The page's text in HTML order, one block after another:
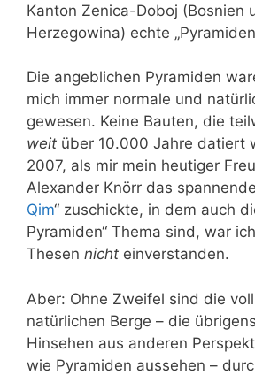
Kanton Zenica-Doboj (Bosnien
Herzegowina) echte
Die angeblichen Pyramiden
mich immer normale und
gewesen. Keine Bauten, die
weit über 10.000 Jahre datiert
2007, als mir mein heutiger
Alexander Knörr das
Qim“ zuschickte, in dem auch
Pyramiden“ Thema sind, war
Thesen nicht einverstanden.
Aber: Ohne Zweifel sind die
natürlichen Berge – die
Hinsehen aus anderen
wie Pyramiden aussehen –